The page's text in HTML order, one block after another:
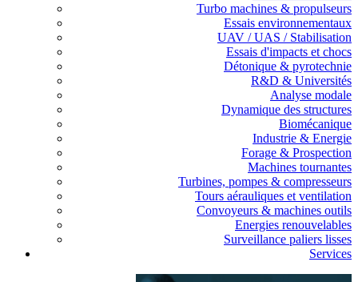
Turbo machines & propulseurs
Essais environnementaux
UAV / UAS / Stabilisation
Essais d'impacts et chocs
Détonique & pyrotechnie
R&D & Universités
Analyse modale
Dynamique des structures
Biomécanique
Industrie & Energie
Forage & Prospection
Machines tournantes
Turbines, pompes & compresseurs
Tours aérauliques et ventilation
Convoyeurs & machines outils
Energies renouvelables
Surveillance paliers lisses
Services